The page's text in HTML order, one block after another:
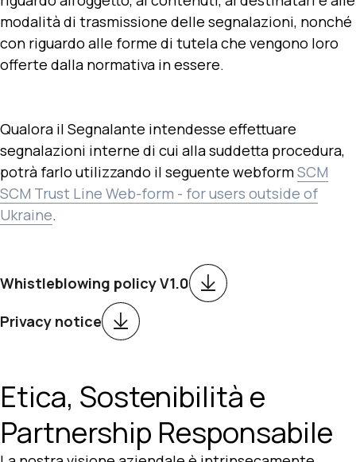
modalità di trasmissione delle segnalazioni, nonché
con riguardo alle forme di tutela che vengono loro
offerte dalla normativa in essere.
Qualora il Segnalante intendesse effettuare
segnalazioni interne di cui alla suddetta procedura,
potrà farlo utilizzando il seguente webformSCM
SCM Trust Line Web-form - for users outside of
Ukraine.
Whistleblowing policy V1.0
Privacy notice
Etica, Sostenibilità e
Partnership Responsabile